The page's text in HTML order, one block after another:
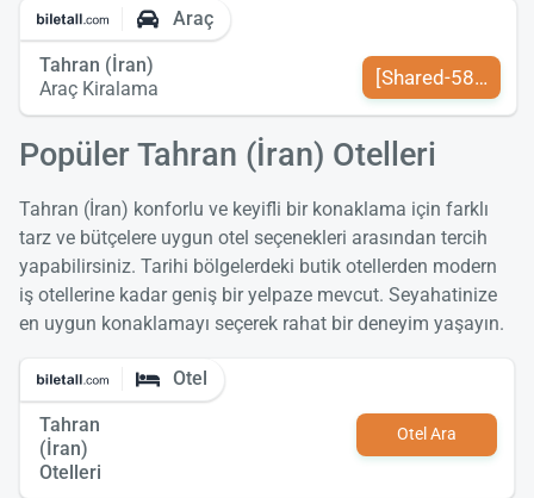
Araç
Tahran (İran)
Araç Kiralama
[Shared-589-tr-
Popüler Tahran (İran) Otelleri
Tahran (İran) konforlu ve keyifli bir konaklama için farklı
tarz ve bütçelere uygun otel seçenekleri arasından tercih
yapabilirsiniz. Tarihi bölgelerdeki butik otellerden modern
iş otellerine kadar geniş bir yelpaze mevcut. Seyahatinize
en uygun konaklamayı seçerek rahat bir deneyim yaşayın.
Otel
Tahran
(İran)
Otelleri
Otel Ara